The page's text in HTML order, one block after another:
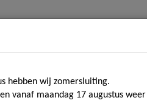
Over ons Merken
hebben wij zomersluiting.
vanaf maandag 17 augustus